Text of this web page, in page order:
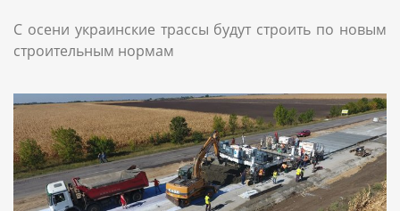
С осени украинские трассы будут строить по новым
строительным нормам